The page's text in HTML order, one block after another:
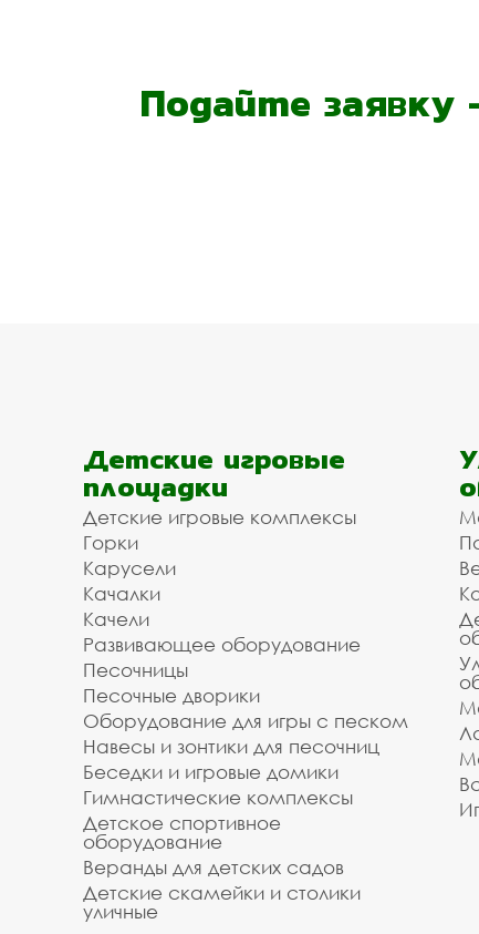
Подайте
Детские игровые
площадки
Детские игровые комплексы
Горки
Карусели
Качалки
Качели
Развивающее оборудование
Песочницы
Песочные дворики
Оборудование для игры с песком
Навесы и зонтики для песочниц
Беседки и игровые домики
Гимнастические комплексы
Детское спортивное
оборудование
Веранды для детских садов
Детские скамейки и столики
уличные